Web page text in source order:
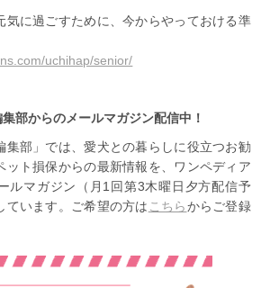
気に過ごすために、今からやっておける準
uchihap/senior/
部からのメールマガジン配信中！
集部」では、愛犬との暮らしに役立つお勧
ット損保からの最新情報を、ワンペディア
ルマガジン（月1回第3木曜日夕方配信予
ています。ご希望の方は こちらからご登録